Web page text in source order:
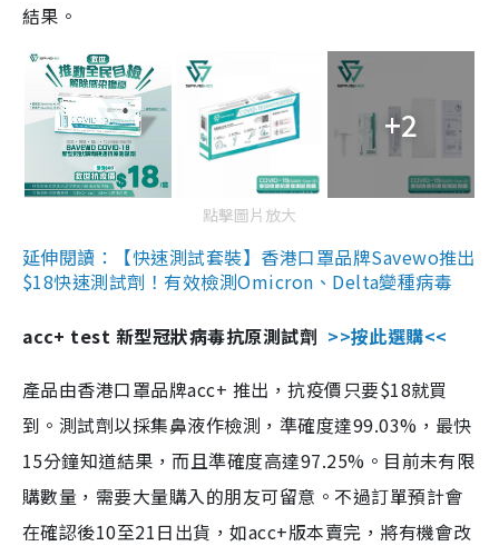
結果。
+2
點擊圖片放大
延伸閱讀：【快速測試套裝】香港口罩品牌Savewo推出
$18快速測試劑！有效檢測Omicron、Delta變種病毒
acc+ test 新型冠狀病毒抗原測試劑 >>按此選購<<
產品由香港口罩品牌acc+ 推出，抗疫價只要$18就買
到。測試劑以採集鼻液作檢測，準確度達99.03%，最快
15分鐘知道結果，而且準確度高達97.25%。目前未有限
購數量，需要大量購入的朋友可留意。不過訂單預計會
在確認後10至21日出貨，如acc+版本賣完，將有機會改